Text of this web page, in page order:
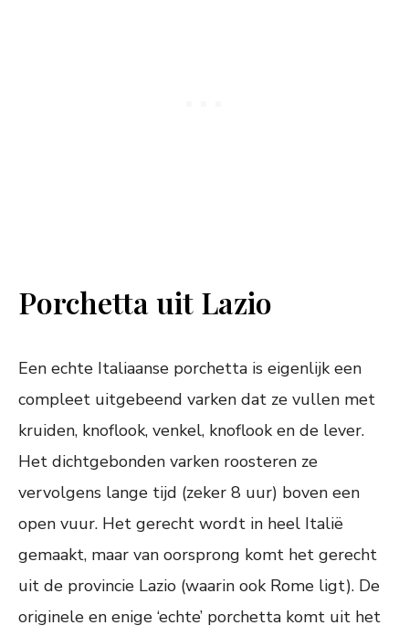
Porchetta uit Lazio
Een echte Italiaanse porchetta is eigenlijk een
compleet uitgebeend varken dat ze vullen met
kruiden, knoflook, venkel, knoflook en de lever.
Het dichtgebonden varken roosteren ze
vervolgens lange tijd (zeker 8 uur) boven een
open vuur. Het gerecht wordt in heel Italië
gemaakt, maar van oorsprong komt het gerecht
uit de provincie Lazio (waarin ook Rome ligt). De
originele en enige ‘echte’ porchetta komt uit het